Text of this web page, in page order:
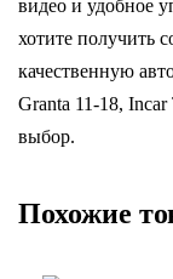
видео и удобное
хотите получить
качественную
Granta 11-18,
выбор.
Похожие